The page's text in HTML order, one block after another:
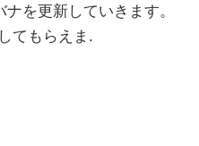
を更新していきます。
てもらえま.